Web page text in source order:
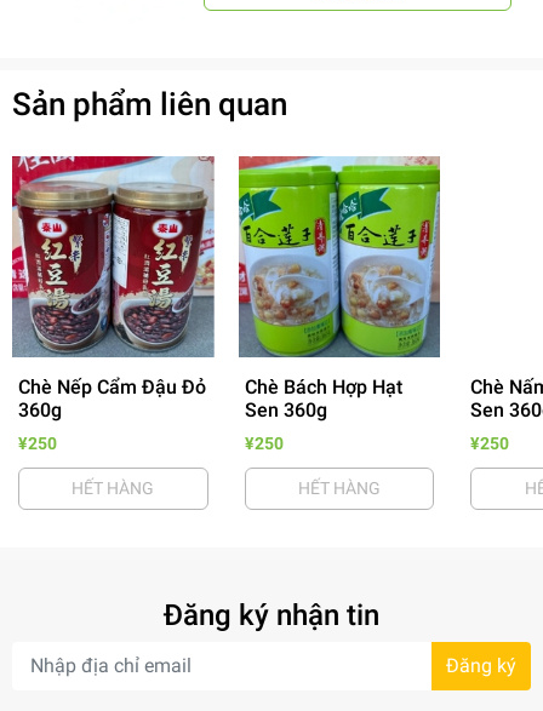
- 64%
- 7%
Sản phẩm liên quan
Chè Nếp Cẩm Đậu Đỏ
360g
¥250
HẾT HÀNG
Chè Bách Hợp Hạt
Sen 360g
¥250
HẾT HÀNG
Chè
Sen
¥250
Đăng ký nhận tin
Đăng ký